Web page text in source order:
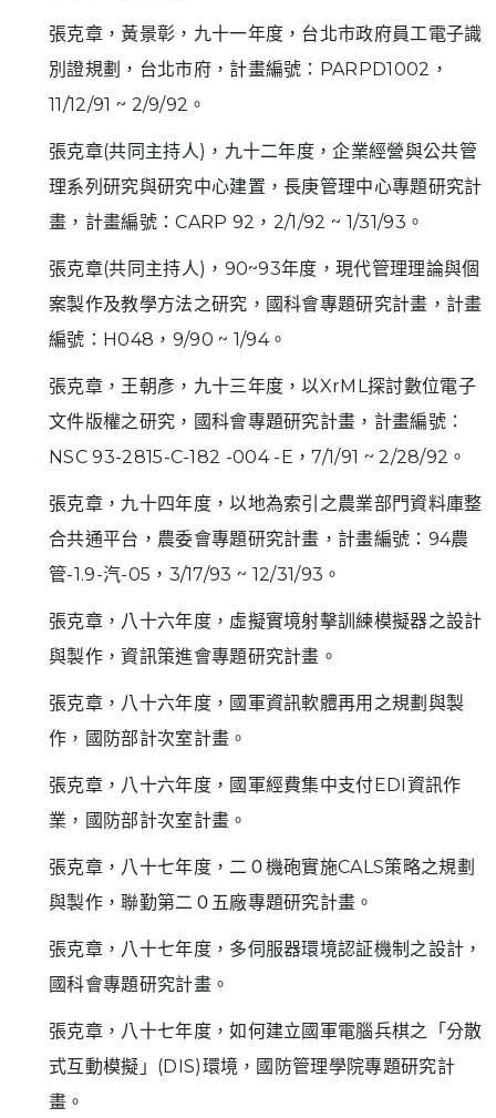
張克章，黃景彰，九十一年度，台北市政府員工電子識
別證規劃，台北市府，計畫編號：PARPD1002，
11/12/91 ~ 2/9/92。
張克章(共同主持人)，九十二年度，企業經營與公共管
理系列研究與研究中心建置，長庚管理中心專題研究計
畫，計畫編號：CARP 92，2/1/92 ~ 1/31/93。
張克章(共同主持人)，90~93年度，現代管理理論與個
案製作及教學方法之研究，國科會專題研究計畫，計畫
編號：H048，9/90 ~ 1/94。
張克章，王朝彥，九十三年度，以XrML探討數位電子
文件版權之研究，國科會專題研究計畫，計畫編號：
NSC 93-2815-C-182 -004 -E，7/1/91 ~ 2/28/92。
張克章，九十四年度，以地為索引之農業部門資料庫整
合共通平台，農委會專題研究計畫，計畫編號：94農
管-1.9-汽-05，3/17/93 ~ 12/31/93。
張克章，八十六年度，虛擬實境射擊訓練模擬器之設計
與製作，資訊策進會專題研究計畫。
張克章，八十六年度，國軍資訊軟體再用之規劃與製
作，國防部計次室計畫。
張克章，八十六年度，國軍經費集中支付EDI資訊作
業，國防部計次室計畫。
張克章，八十七年度，二０機砲實施CALS策略之規劃
與製作，聯勤第二０五廠專題研究計畫。
張克章，八十七年度，多伺服器環境認証機制之設計，
國科會專題研究計畫。
張克章，八十七年度，如何建立國軍電腦兵棋之「分散
式互動模擬」(DIS)環境，國防管理學院專題研究計
畫。